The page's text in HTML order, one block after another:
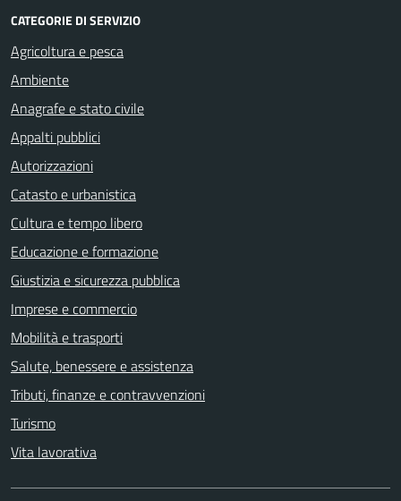
CATEGORIE DI SERVIZIO
Agricoltura e pesca
Ambiente
Anagrafe e stato civile
Appalti pubblici
Autorizzazioni
Catasto e urbanistica
Cultura e tempo libero
Educazione e formazione
Giustizia e sicurezza pubblica
Imprese e commercio
Mobilità e trasporti
Salute, benessere e assistenza
Tributi, finanze e contravvenzioni
Turismo
Vita lavorativa